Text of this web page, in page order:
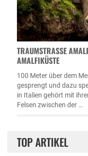
TRAUMSTRASSE
MALFIKÜSTE
100 Meter über dem
gesprengt und dazu
in Italien gehört mit
Felsen zwischen der …
TOP ARTIKEL